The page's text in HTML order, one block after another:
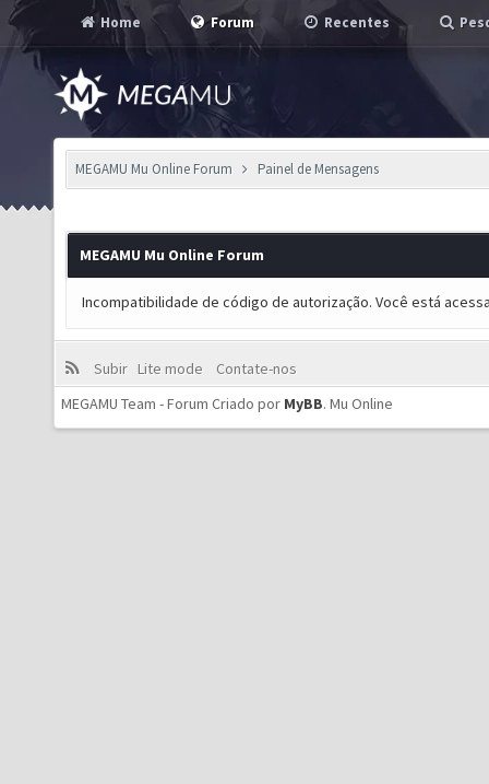
Home Forum Recentes
MEGAMU Mu Online Forum Painel de Mensagens
MEGAMU Mu Online Forum
Incompatibilidade de código de autorização. Você está
Subir Lite mode
Contate-nos
MEGAMU Team - Forum Criado por MyBB. Mu Online